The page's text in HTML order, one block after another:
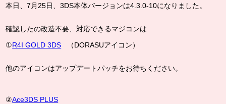
本日、7月25日、3DS本体バージョンは4.3.0-10になりました。
確認したの改造不要、対応できるマジコンは
①R4I GOLD 3DS （DORASUアイコン）
他のアイコンはアップデートパッチをお待ちください。
②Ace3DS PLUS